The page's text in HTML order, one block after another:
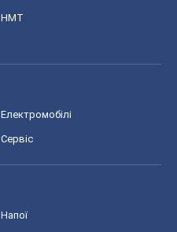
НМТ
Електромобілі
Сервіс
Напої